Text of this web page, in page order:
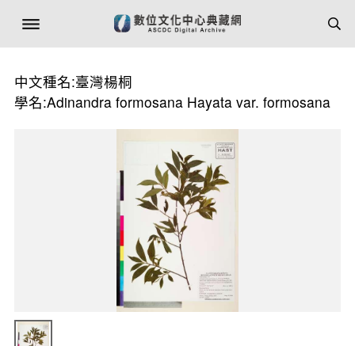
中文種名:臺灣楊桐
學名:Adinandra formosana Hayata var. formosana